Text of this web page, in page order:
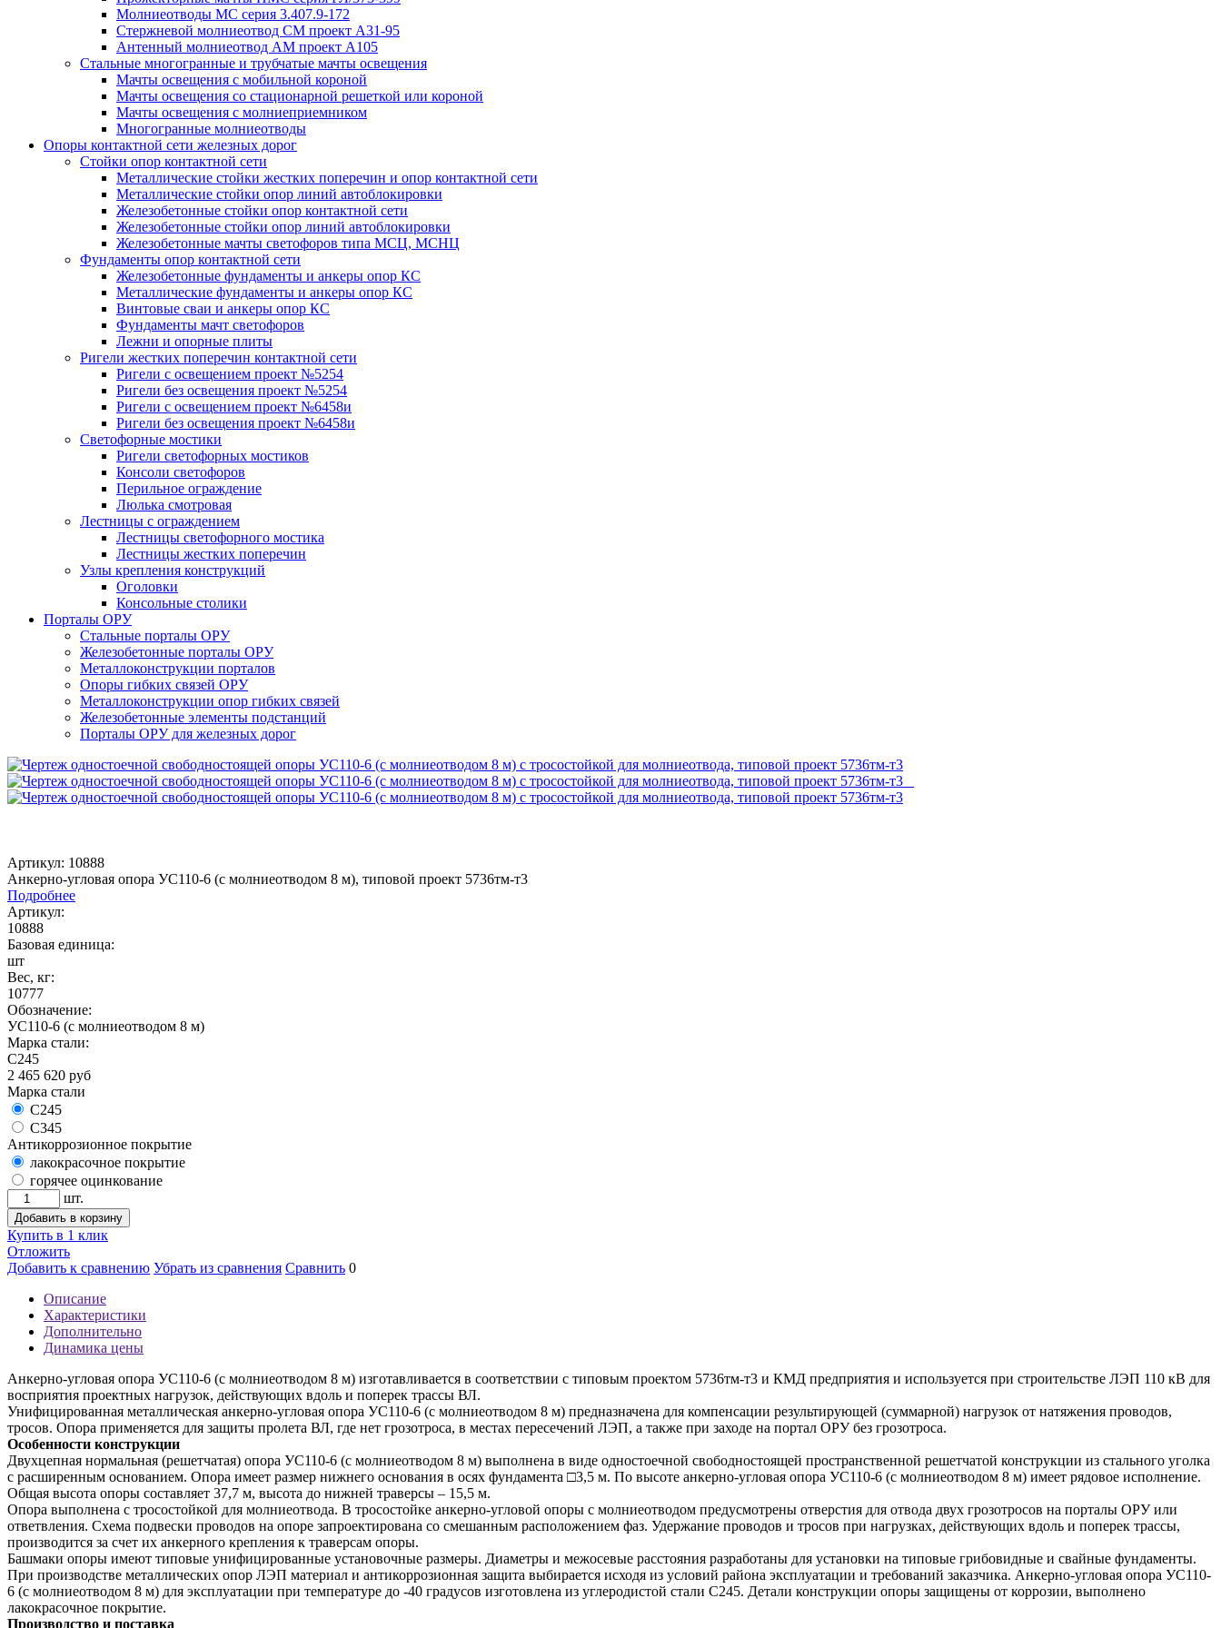
Молниеотводы МС серия 3.407.9-172
Стержневой молниеотвод СМ проект А31-95
Антенный молниеотвод АМ проект А105
Стальные многогранные и трубчатые мачты освещения
Мачты освещения с мобильной короной
Мачты освещения со стационарной решеткой или короной
Мачты освещения с молниеприемником
Многогранные молниеотводы
Опоры контактной сети железных дорог
Стойки опор контактной сети
Металлические стойки жестких поперечин и опор контактной сети
Металлические стойки опор линий автоблокировки
Железобетонные стойки опор контактной сети
Железобетонные стойки опор линий автоблокировки
Железобетонные мачты светофоров типа МСЦ, МСНЦ
Фундаменты опор контактной сети
Железобетонные фундаменты и анкеры опор КС
Металлические фундаменты и анкеры опор КС
Винтовые сваи и анкеры опор КС
Фундаменты мачт светофоров
Лежни и опорные плиты
Ригели жестких поперечин контактной сети
Ригели с освещением проект №5254
Ригели без освещения проект №5254
Ригели с освещением проект №6458и
Ригели без освещения проект №6458и
Светофорные мостики
Ригели светофорных мостиков
Консоли светофоров
Перильное ограждение
Люлька смотровая
Лестницы с ограждением
Лестницы светофорного мостика
Лестницы жестких поперечин
Узлы крепления конструкций
Оголовки
Консольные столики
Порталы ОРУ
Стальные порталы ОРУ
Железобетонные порталы ОРУ
Металлоконструкции порталов
Опоры гибких связей ОРУ
Металлоконструкции опор гибких связей
Железобетонные элементы подстанций
Порталы ОРУ для железных дорог
Артикул: 10888
Анкерно-угловая опора УС110-6 (с молниеотводом 8 м), типовой проект 5736тм-т3
Подробнее
Артикул:
10888
Базовая единица:
шт
Вес, кг:
10777
Обозначение:
УС110-6 (с молниеотводом 8 м)
Марка стали:
С245
2 465 620 руб
Марка стали
С245
С345
Антикоррозионное покрытие
лакокрасочное покрытие
горячее оцинкование
шт.
Добавить в корзину
Купить в 1 клик
Отложить
Добавить к сравнению Убрать из сравнения Сравнить 0
Описание
Характеристики
Дополнительно
Динамика цены
Анкерно-угловая опора УС110-6 (с молниеотводом 8 м) изготавливается в соответствии с типовым проектом 5736тм-т3 и КМД предприятия и используется при строительстве ЛЭП 110 кВ для
восприятия проектных нагрузок, действующих вдоль и поперек трассы ВЛ.
Унифицированная металлическая анкерно-угловая опора УС110-6 (с молниеотводом 8 м) предназначена для компенсации результирующей (суммарной) нагрузок от натяжения проводов,
тросов. Опора применяется для защиты пролета ВЛ, где нет грозотроса, в местах пересечений ЛЭП, а также при заходе на портал ОРУ без грозотроса.
Особенности конструкции
Двухцепная нормальная (решетчатая) опора УС110-6 (с молниеотводом 8 м) выполнена в виде одностоечной свободностоящей пространственной решетчатой конструкции из стального уголка
с расширенным основанием. Опора имеет размер нижнего основания в осях фундамента □3,5 м. По высоте анкерно-угловая опора УС110-6 (с молниеотводом 8 м) имеет рядовое исполнение.
Общая высота опоры составляет 37,7 м, высота до нижней траверсы – 15,5 м.
Опора выполнена с тросостойкой для молниеотвода. В тросостойке анкерно-угловой опоры с молниеотводом предусмотрены отверстия для отвода двух грозотросов на порталы ОРУ или
ответвления. Схема подвески проводов на опоре запроектирована со смешанным расположением фаз. Удержание проводов и тросов при нагрузках, действующих вдоль и поперек трассы,
производится за счет их анкерного крепления к траверсам опоры.
Башмаки опоры имеют типовые унифицированные установочные размеры. Диаметры и межосевые расстояния разработаны для установки на типовые грибовидные и свайные фундаменты.
При производстве металлических опор ЛЭП материал и антикоррозионная защита выбирается исходя из условий района эксплуатации и требований заказчика. Анкерно-угловая опора УС110-
6 (с молниеотводом 8 м) для эксплуатации при температуре до -40 градусов изготовлена из углеродистой стали С245. Детали конструкции опоры защищены от коррозии, выполнено
лакокрасочное покрытие.
Производство и поставка